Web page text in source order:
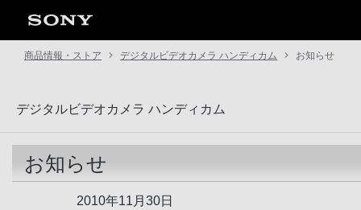
商品情報・ストア デジタルビデオカメラ ハンディカム お知らせ
デジタルビデオカメラ ハンディカム
お知らせ
2010年11月30日